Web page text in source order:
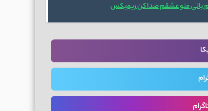
بانی منو عشقم صدا کن ریمیکس